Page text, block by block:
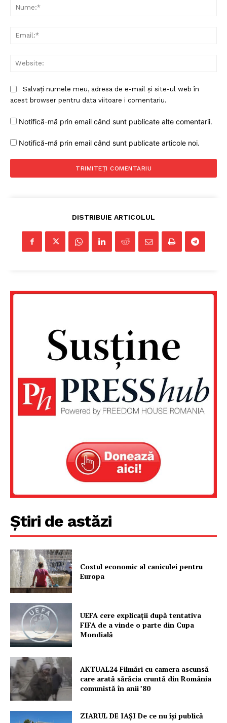
Salvați numele meu, adresa de e-mail și site-ul web în
acest browser pentru data viitoare i comentariu.
Notifică-mă prin email când sunt publicate alte comentarii.
Notifică-mă prin email când sunt publicate articole noi.
DISTRIBUIE ARTICOLUL
Știri de astăzi
Costul economic al caniculei pentru
Europa
UEFA cere explicații după tentativa
FIFA de a vinde o parte din Cupa
Mondială
AKTUAL24 Filmări cu camera ascunsă
care arată sărăcia cruntă din România
comunistă în anii ’80
ZIARUL DE IAȘI De ce nu își publică